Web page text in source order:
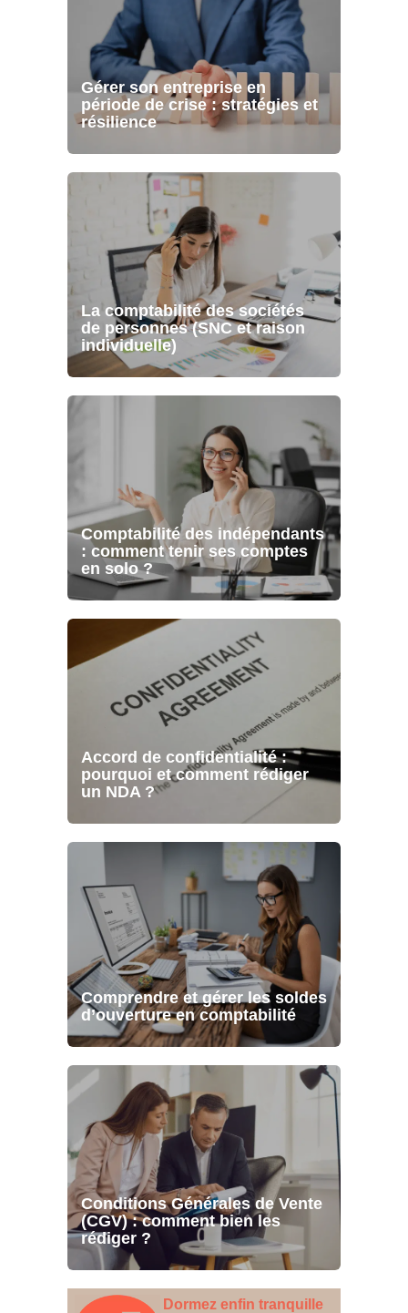
Gérer son entreprise en
période de crise : stratégies et
résilience
La comptabilité des sociétés
de personnes (SNC et raison
individuelle)
Comptabilité des indépendants
: comment tenir ses comptes
en solo ?
Accord de confidentialité :
pourquoi et comment rédiger
un NDA ?
Comprendre et gérer les soldes
d’ouverture en comptabilité
Conditions Générales de Vente
(CGV) : comment bien les
rédiger ?
Dormez enfin tranquille